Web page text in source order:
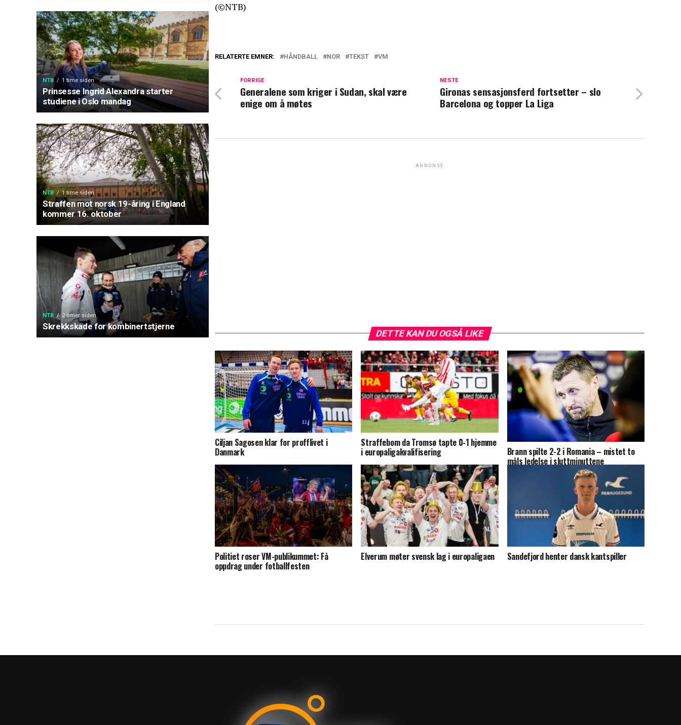
NTB 1 time siden
Prinsesse Ingrid Alexandra starter
studiene i Oslo mandag
NTB 1 time siden
Straffen mot norsk 19-åring i England
kommer 16. oktober
NTB 2 timer siden
Skrekkskade for kombinertstjerne
(©NTB)
RELATERTE EMNER: HÅNDBALL NOR TEKST VM
NESTE
Gironas sensasjonsferd fortsetter – slo
Barcelona og topper La Liga
FORRIGE
Generalene som kriger i Sudan, skal være
enige om å møtes
ANNONSE
DETTE KAN DU OGSÅ LIKE
Ciljan Sagosen klar for profflivet i
Danmark
Straffebom da Tromsø tapte 0-1 hjemme
i europaligakvalifisering Brann spilte 2-2 i Romania – mistet to
måls ledelse i sluttminuttene
Politiet roser VM-publikummet: Få
oppdrag under fotballfesten
Elverum møter svensk lag i europaligaen Sandefjord henter dansk kantspiller